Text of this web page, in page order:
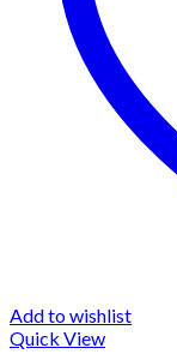
Add to wishlist
Quick View